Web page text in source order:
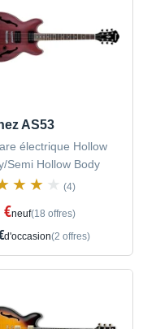
AS53
électrique Hollow
Semi Hollow Body
(4)
€neuf(18 offres)
d'occasion(2 offres)